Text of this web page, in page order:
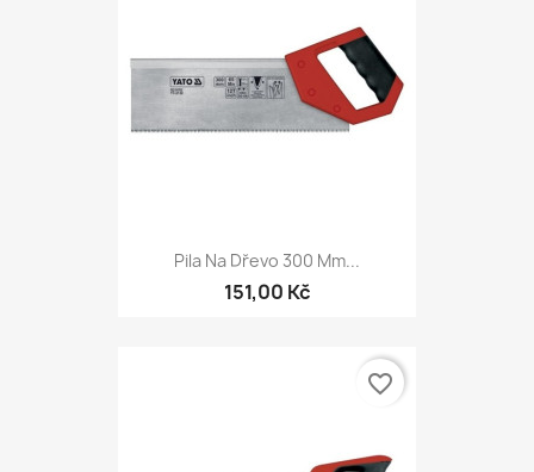
Pila Na Dřevo 300 Mm...
151,00 Kč
favorite_border